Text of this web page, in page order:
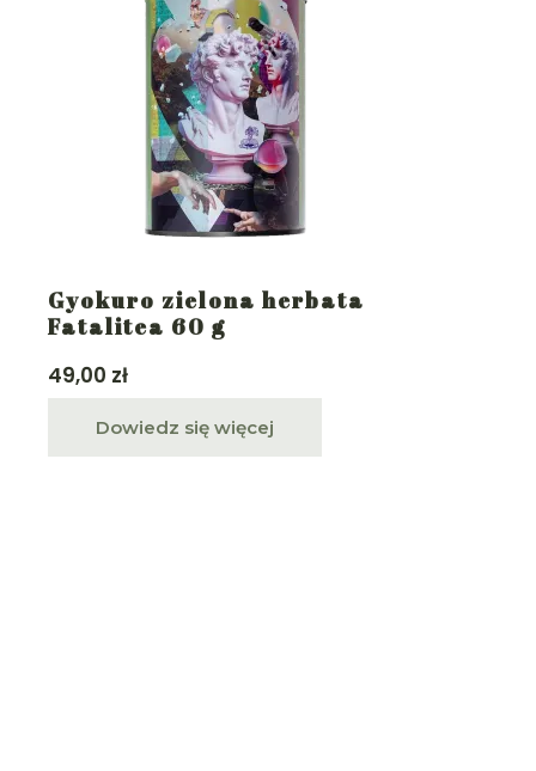
Gyokuro zielona herbata
Fatalitea 60 g
49,00 zł
Dowiedz się więcej